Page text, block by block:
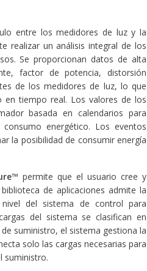
entre los medidores de luz y la
realizar un análisis integral de los
Se proporcionan datos de alta
factor de potencia, distorsión
de los medidores de luz, lo que
en tiempo real. Los valores de los
basada en calendarios para
energético. Los eventos
la posibilidad de consumir energía
™ permite que el usuario cree y
de aplicaciones admite la
del sistema de control para
del sistema se clasifican en
suministro, el sistema gestiona la
solo las cargas necesarias para
suministro.